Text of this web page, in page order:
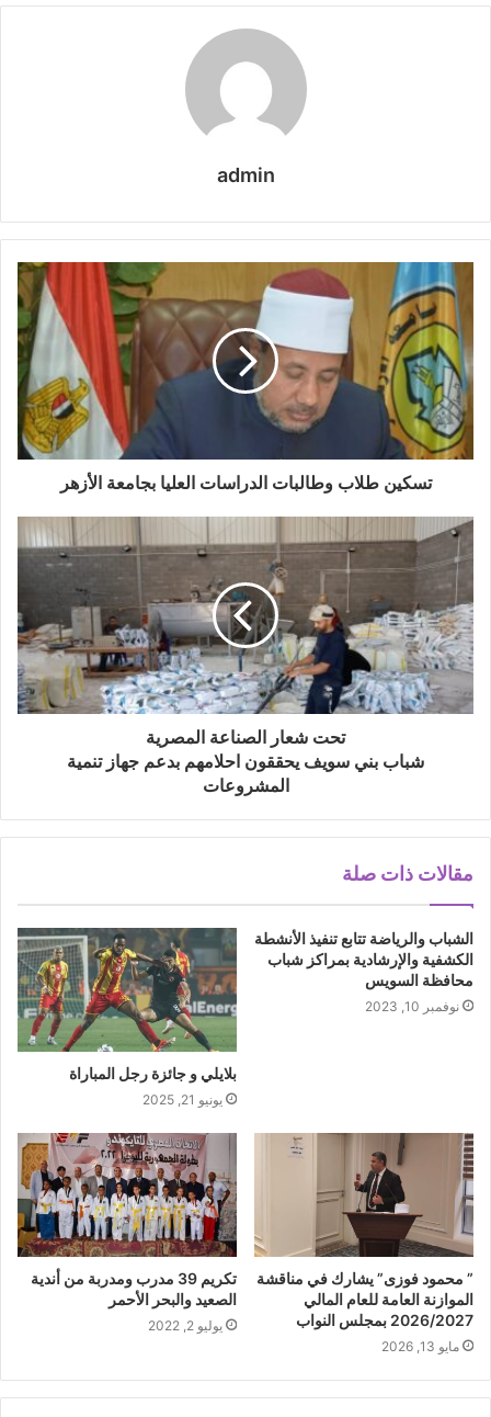
admin
تسكين طلاب وطالبات الدراسات العليا بجامعة الأزهر
تحت شعار الصناعة المصرية
شباب بني سويف يحققون احلامهم بدعم جهاز تنمية
المشروعات
مقالات ذات صلة
الشباب والرياضة تتابع تنفيذ الأنشطة
الكشفية والإرشادية بمراكز شباب
محافظة السويس
نوفمبر 10, 2023
بلايلي و جائزة رجل المباراة
يونيو 21, 2025
” محمود فوزى” يشارك في مناقشة
الموازنة العامة للعام المالي
2026/2027 بمجلس النواب
مايو 13, 2026
تكريم 39 مدرب ومدربة من أندية
الصعيد والبحر الأحمر
يوليو 2, 2022